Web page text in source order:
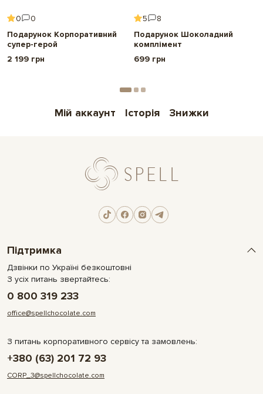
0
0
Подарунок Корпоративний
супер-герой
2 199 грн
5
8
Подарунок Шоколадний
комплімент
699 грн
Мій аккаунт Історія Знижки
Підтримка
Дзвінки по Україні безкоштовні
З усіх питань звертайтесь:
0 800 319 233
office@spellchocolate.com
З питань корпоративного сервісу та замовлень:
+380 (63) 201 72 93
CORP_3@spellchocolate.com